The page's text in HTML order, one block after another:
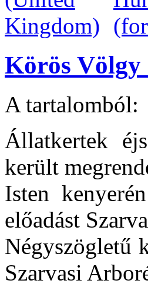
Körös Völgy
A tartalomból:
Állatkertek
került
Isten
előadást
Négyszögletű
Szarvasi